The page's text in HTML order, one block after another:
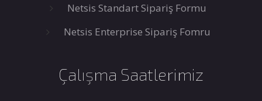
Netsis Standart Sipariş Formu
Netsis Enterprise Sipariş Fomru
Çalışma Saatlerimiz